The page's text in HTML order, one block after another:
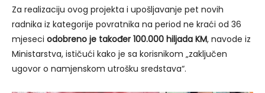
Za realizaciju ovog projekta i upošljavanje pet novih
radnika iz kategorije povratnika na period ne kraći od 36
mjeseci odobreno je također 100.000 hiljada KM, navode iz
Ministarstva, ističući kako je sa korisnikom „zaključen
ugovor o namjenskom utrošku sredstava“.